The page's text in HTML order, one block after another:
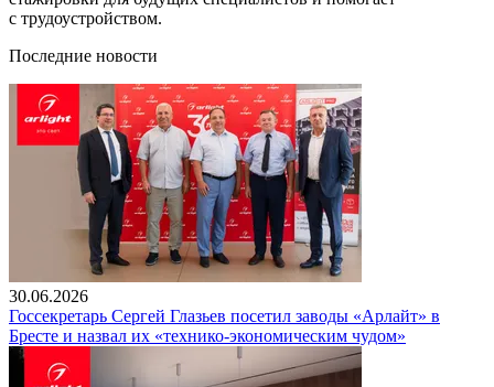
с трудоустройством.
Последние новости
30.06.2026
Госсекретарь Сергей Глазьев посетил заводы «Арлайт» в
Бресте и назвал их «технико-экономическим чудом»